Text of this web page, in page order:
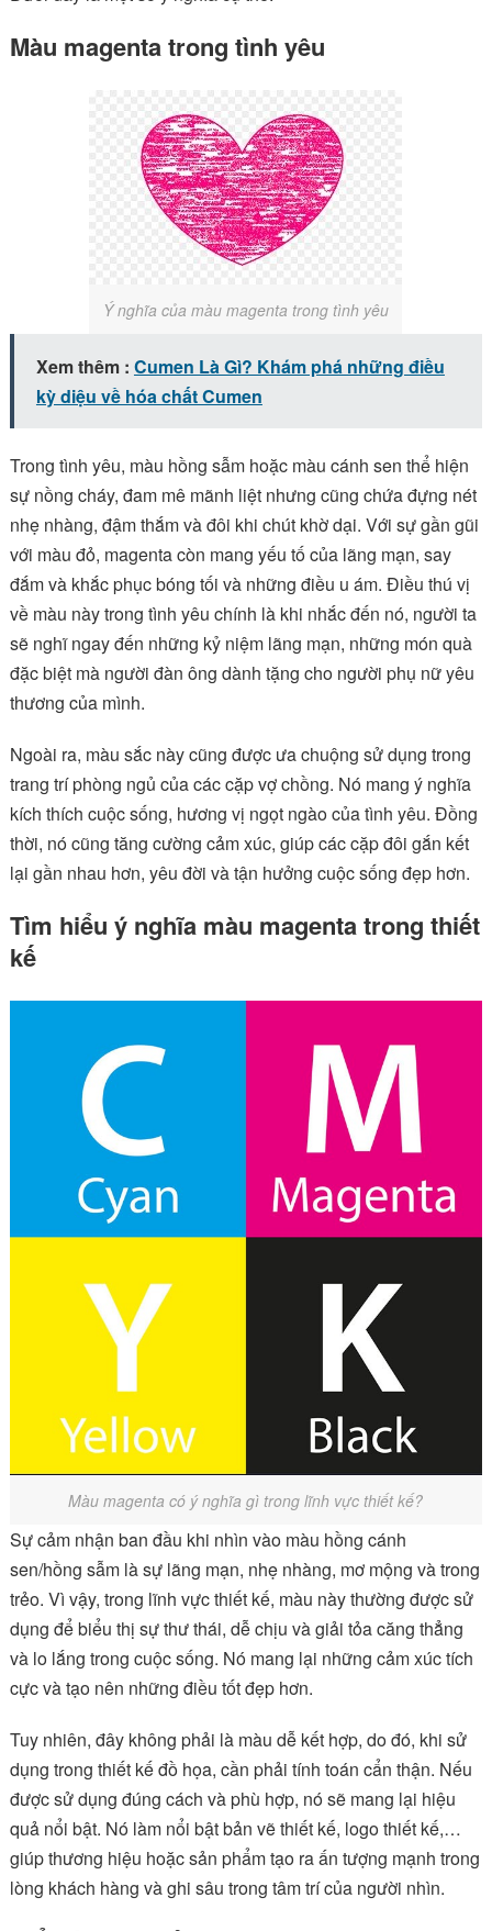
Màu magenta trong tình yêu
Ý nghĩa của màu magenta trong tình yêu
Xem thêm : Cumen Là Gì? Khám phá những điều
kỳ diệu về hóa chất Cumen
Trong tình yêu, màu hồng sẫm hoặc màu cánh sen thể hiện
sự nồng cháy, đam mê mãnh liệt nhưng cũng chứa đựng nét
nhẹ nhàng, đậm thắm và đôi khi chút khờ dại. Với sự gần gũi
với màu đỏ, magenta còn mang yếu tố của lãng mạn, say
đắm và khắc phục bóng tối và những điều u ám. Điều thú vị
về màu này trong tình yêu chính là khi nhắc đến nó, người ta
sẽ nghĩ ngay đến những kỷ niệm lãng mạn, những món quà
đặc biệt mà người đàn ông dành tặng cho người phụ nữ yêu
thương của mình.
Ngoài ra, màu sắc này cũng được ưa chuộng sử dụng trong
trang trí phòng ngủ của các cặp vợ chồng. Nó mang ý nghĩa
kích thích cuộc sống, hương vị ngọt ngào của tình yêu. Đồng
thời, nó cũng tăng cường cảm xúc, giúp các cặp đôi gắn kết
lại gần nhau hơn, yêu đời và tận hưởng cuộc sống đẹp hơn.
Tìm hiểu ý nghĩa màu magenta trong thiết
kế
Màu magenta có ý nghĩa gì trong lĩnh vực thiết kế?
Sự cảm nhận ban đầu khi nhìn vào màu hồng cánh
sen/hồng sẫm là sự lãng mạn, nhẹ nhàng, mơ mộng và trong
trẻo. Vì vậy, trong lĩnh vực thiết kế, màu này thường được sử
dụng để biểu thị sự thư thái, dễ chịu và giải tỏa căng thẳng
và lo lắng trong cuộc sống. Nó mang lại những cảm xúc tích
cực và tạo nên những điều tốt đẹp hơn.
Tuy nhiên, đây không phải là màu dễ kết hợp, do đó, khi sử
dụng trong thiết kế đồ họa, cần phải tính toán cẩn thận. Nếu
được sử dụng đúng cách và phù hợp, nó sẽ mang lại hiệu
quả nổi bật. Nó làm nổi bật bản vẽ thiết kế, logo thiết kế,…
giúp thương hiệu hoặc sản phẩm tạo ra ấn tượng mạnh trong
lòng khách hàng và ghi sâu trong tâm trí của người nhìn.